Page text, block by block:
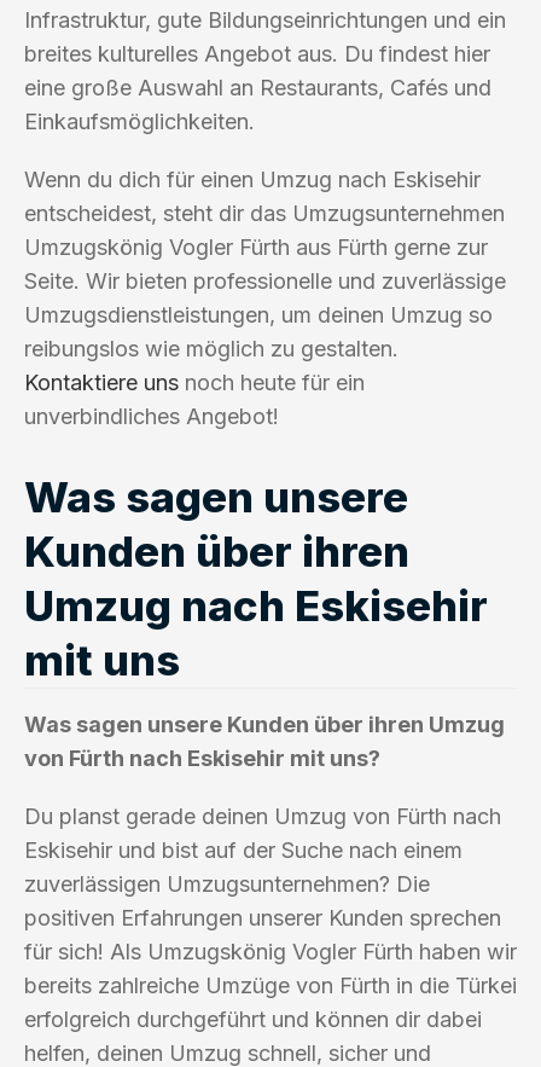
Infrastruktur, gute Bildungseinrichtungen und ein
breites kulturelles Angebot aus. Du findest hier
eine große Auswahl an Restaurants, Cafés und
Einkaufsmöglichkeiten.
Wenn du dich für einen Umzug nach Eskisehir
entscheidest, steht dir das Umzugsunternehmen
Umzugskönig Vogler Fürth aus Fürth gerne zur
Seite. Wir bieten professionelle und zuverlässige
Umzugsdienstleistungen, um deinen Umzug so
reibungslos wie möglich zu gestalten.
Kontaktiere uns noch heute für ein
unverbindliches Angebot!
Was sagen unsere
Kunden über ihren
Umzug nach Eskisehir
mit uns
Was sagen unsere Kunden über ihren Umzug
von Fürth nach Eskisehir mit uns?
Du planst gerade deinen Umzug von Fürth nach
Eskisehir und bist auf der Suche nach einem
zuverlässigen Umzugsunternehmen? Die
positiven Erfahrungen unserer Kunden sprechen
für sich! Als Umzugskönig Vogler Fürth haben wir
bereits zahlreiche Umzüge von Fürth in die Türkei
erfolgreich durchgeführt und können dir dabei
helfen, deinen Umzug schnell, sicher und